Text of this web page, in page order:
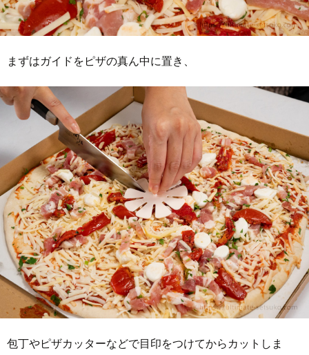
まずはガイドをピザの真ん中に置き、
包丁やピザカッターなどで目印をつけてからカットしま